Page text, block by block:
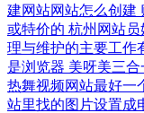
建网站网站怎么创建
或特价的 杭州网站
理与维护的主要工作
是浏览器 美呀美三
热舞视频网站最好一
站里找的图片设置成